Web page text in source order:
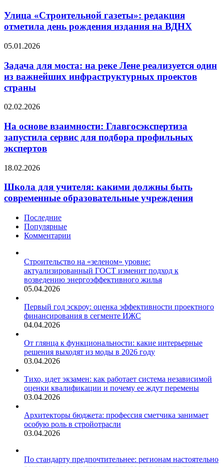
жилья
ВАО
газеты»:
редакция
отметила
рождения
на
ВДНХ
Улица «Строительной газеты»: редакция
отметила день рождения издания на ВДНХ
Задача
моста:
на
реке
Лене
один
важнейших
инфраструктурных
проектов
страны
05.01.2026
Задача для моста: на реке Лене реализуется один
из важнейших инфраструктурных проектов
страны
На
взаимности:
Главгосэкспертиза
запустила
сервис
подбора
экспертов
02.02.2026
На основе взаимности: Главгосэкспертиза
запустила сервис для подбора профильных
экспертов
Школа
учителя:
должны
современные
образовательные
учреждения
18.02.2026
Школа для учителя: какими должны быть
современные образовательные учреждения
Последние
Популярные
Комментарии
Строительство на «зеленом» уровне:
актуализированный ГОСТ изменит подход к
возведению энергоэффективного жилья
05.04.2026
Первый год эскроу: оценка эффективности проектного
финансирования в сегменте ИЖС
04.04.2026
От глянца к функциональности: какие интерьерные
решения выходят из моды в 2026 году
03.04.2026
Тихо, идет экзамен: как работает система независимой
оценки квалификации и почему ее ждут перемены
03.04.2026
Архитекторы бюджета: профессия сметчика занимает
особую роль в стройотрасли
03.04.2026
По стандарту предпочтительнее: регионам настоятельно